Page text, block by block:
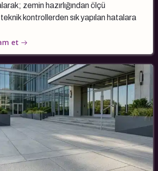
zemin hazırlığından ölçü
kontrollerden sık yapılan hatalara
et